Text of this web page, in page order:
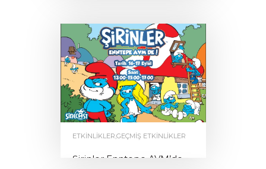
by ENNTEPE 0
ETKINLIKLER,GEÇMIŞ ETKINLIKLER
Şirinler Enntepe AVM’de